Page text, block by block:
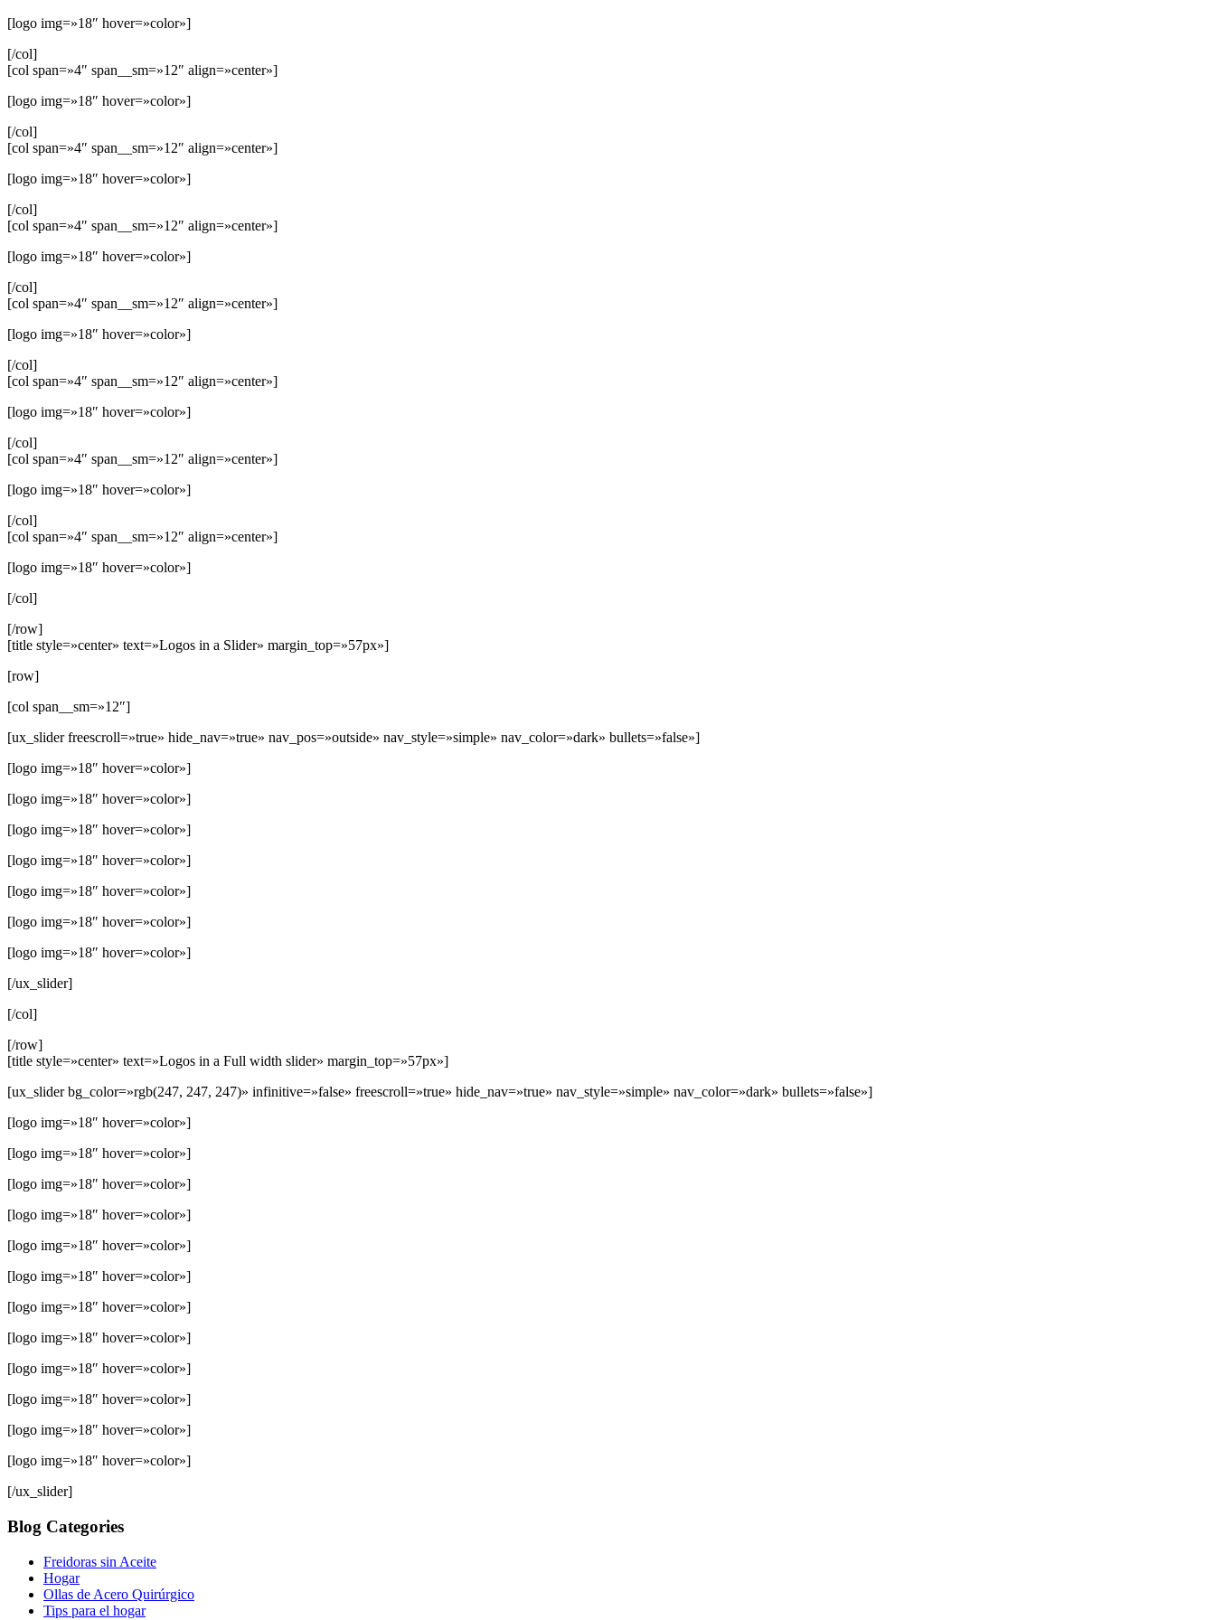
[logo img=»18″ hover=»color»]
[/col]
[col span=»4″ span__sm=»12″ align=»center»]
[logo img=»18″ hover=»color»]
[/col]
[col span=»4″ span__sm=»12″ align=»center»]
[logo img=»18″ hover=»color»]
[/col]
[col span=»4″ span__sm=»12″ align=»center»]
[logo img=»18″ hover=»color»]
[/col]
[col span=»4″ span__sm=»12″ align=»center»]
[logo img=»18″ hover=»color»]
[/col]
[col span=»4″ span__sm=»12″ align=»center»]
[logo img=»18″ hover=»color»]
[/col]
[col span=»4″ span__sm=»12″ align=»center»]
[logo img=»18″ hover=»color»]
[/col]
[col span=»4″ span__sm=»12″ align=»center»]
[logo img=»18″ hover=»color»]
[/col]
[/row]
[title style=»center» text=»Logos in a Slider» margin_top=»57px»]
[row]
[col span__sm=»12″]
[ux_slider freescroll=»true» hide_nav=»true» nav_pos=»outside» nav_style=»simple» nav_color=»dark» bullets=»false»]
[logo img=»18″ hover=»color»]
[logo img=»18″ hover=»color»]
[logo img=»18″ hover=»color»]
[logo img=»18″ hover=»color»]
[logo img=»18″ hover=»color»]
[logo img=»18″ hover=»color»]
[logo img=»18″ hover=»color»]
[/ux_slider]
[/col]
[/row]
[title style=»center» text=»Logos in a Full width slider» margin_top=»57px»]
[ux_slider bg_color=»rgb(247, 247, 247)» infinitive=»false» freescroll=»true» hide_nav=»true» nav_style=»simple» nav_color=»dark» bullets=»false»]
[logo img=»18″ hover=»color»]
[logo img=»18″ hover=»color»]
[logo img=»18″ hover=»color»]
[logo img=»18″ hover=»color»]
[logo img=»18″ hover=»color»]
[logo img=»18″ hover=»color»]
[logo img=»18″ hover=»color»]
[logo img=»18″ hover=»color»]
[logo img=»18″ hover=»color»]
[logo img=»18″ hover=»color»]
[logo img=»18″ hover=»color»]
[logo img=»18″ hover=»color»]
[/ux_slider]
Blog Categories
Freidoras sin Aceite
Hogar
Ollas de Acero Quirúrgico
Tips para el hogar